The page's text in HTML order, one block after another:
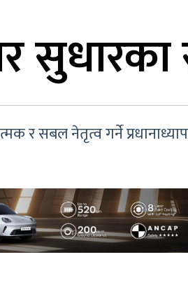
सुधारका
र सबल नेतृत्व गर्ने